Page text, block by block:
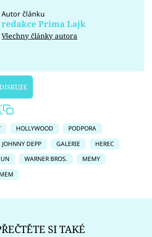
Autor článku
redakce Prima Lajk
Všechny články autora
HOLLYWOOD
PODPORA
JOHNNY DEPP GALERIE
HEREC
WARNER BROS.
MEMY
MEM
SI TAKÉ